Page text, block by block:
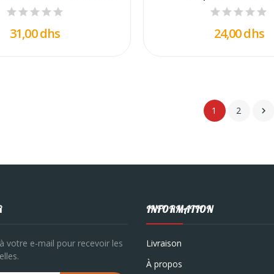
31,00 dhs 24,00 dhs
1 2 
votre e-mail pour recevoir les
INFORMATION
Livraison
À propos